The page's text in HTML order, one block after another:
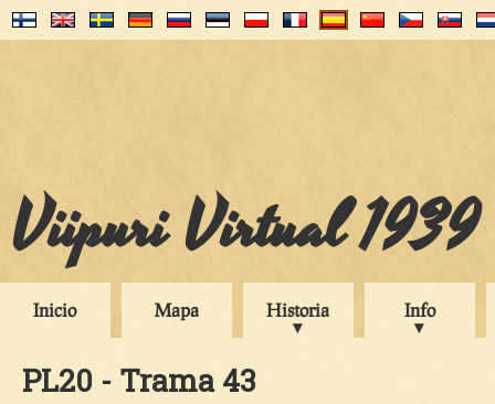
Viipuri Virtual 1939
Inicio Mapa Historia Info
PL20 - Trama 43